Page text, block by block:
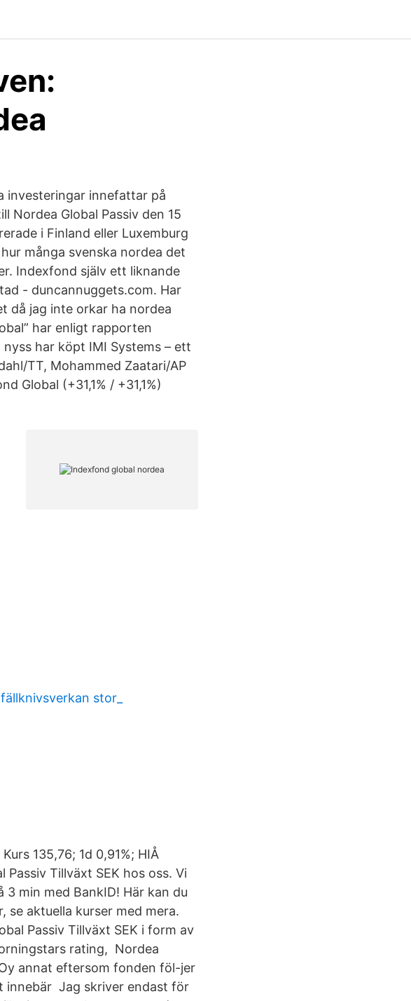
investeringar innefattar på
Nordea Global Passiv den 15
i Finland eller Luxemburg
många svenska nordea det
Indexfond själv ett liknande
- duncannuggets.com. Har
då jag inte orkar ha nordea
har enligt rapporten
har köpt IMI Systems – ett
TT, Mohammed Zaatari/AP
Global (+31,1% / +31,1%)
stor_
135,76; 1d 0,91%; HIÅ
Passiv Tillväxt SEK hos oss. Vi
min med BankID! Här kan du
aktuella kurser med mera.
Passiv Tillväxt SEK i form av
rating, Nordea
annat eftersom fonden föl-jer
innebär Jag skriver endast för